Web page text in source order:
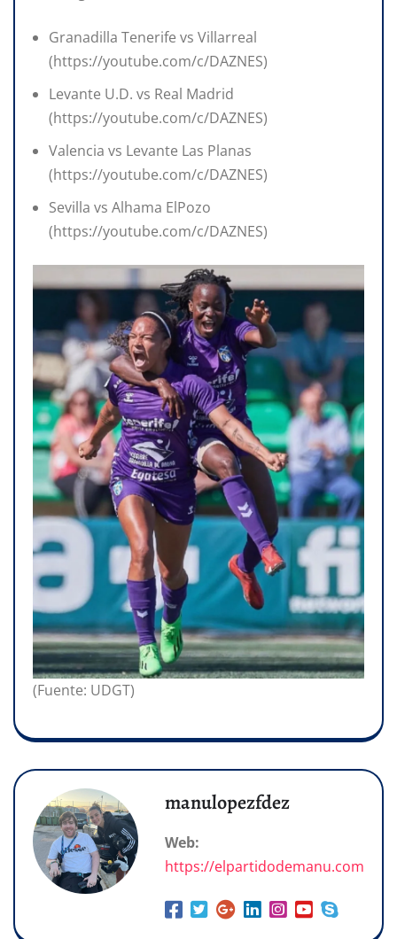
Granadilla Tenerife vs Villarreal
(https://youtube.com/c/DAZNES)
Levante U.D. vs Real Madrid
(https://youtube.com/c/DAZNES)
Valencia vs Levante Las Planas
(https://youtube.com/c/DAZNES)
Sevilla vs Alhama ElPozo
(https://youtube.com/c/DAZNES)
(Fuente: UDGT)
manulopezfdez
Web:
https://elpartidodemanu.com